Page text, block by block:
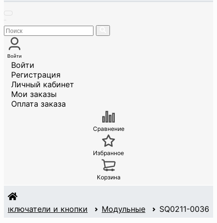
Войти
Войти
Регистрация
Личный кабинет
Мои заказы
Оплата заказа
Сравнение
Избранное
Корзина
и кнопки Модульные SQ0211-0036